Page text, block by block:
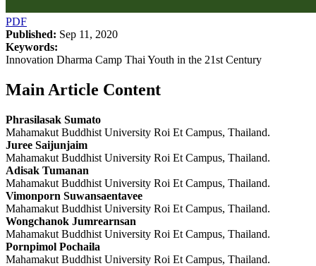
PDF
Published: Sep 11, 2020
Keywords:
Innovation Dharma Camp Thai Youth in the 21st Century
Main Article Content
Phrasilasak Sumato
Mahamakut Buddhist University Roi Et Campus, Thailand.
Juree Saijunjaim
Mahamakut Buddhist University Roi Et Campus, Thailand.
Adisak Tumanan
Mahamakut Buddhist University Roi Et Campus, Thailand.
Vimonporn Suwansaentavee
Mahamakut Buddhist University Roi Et Campus, Thailand.
Wongchanok Jumrearnsan
Mahamakut Buddhist University Roi Et Campus, Thailand.
Pornpimol Pochaila
Mahamakut Buddhist University Roi Et Campus, Thailand.